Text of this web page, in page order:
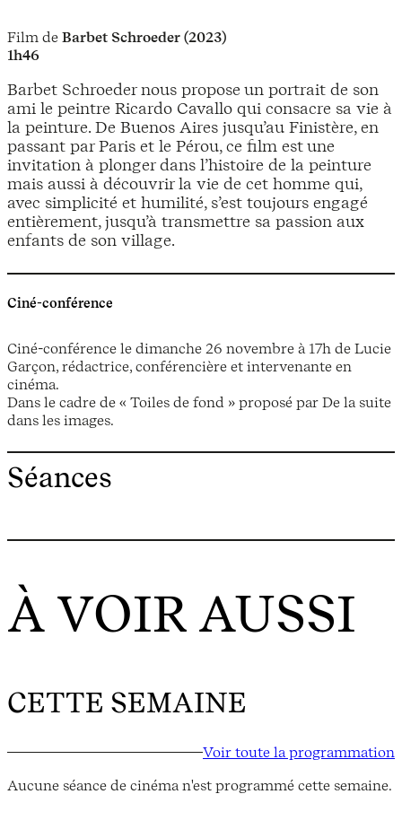
Film de Barbet Schroeder (2023)
1h46
Barbet Schroeder nous propose un portrait de son
ami le peintre Ricardo Cavallo qui consacre sa vie à
la peinture. De Buenos Aires jusqu’au Finistère, en
passant par Paris et le Pérou, ce film est une
invitation à plonger dans l’histoire de la peinture
mais aussi à découvrir la vie de cet homme qui,
avec simplicité et humilité, s’est toujours engagé
entièrement, jusqu’à transmettre sa passion aux
enfants de son village.
Ciné-conférence
Ciné-conférence le dimanche 26 novembre à 17h de Lucie
Garçon, rédactrice, conférencière et intervenante en
cinéma.
Dans le cadre de « Toiles de fond » proposé par De la suite
dans les images.
Séances
À VOIR AUSSI
CETTE SEMAINE
Voir toute la programmation
Aucune séance de cinéma n'est programmé cette semaine.